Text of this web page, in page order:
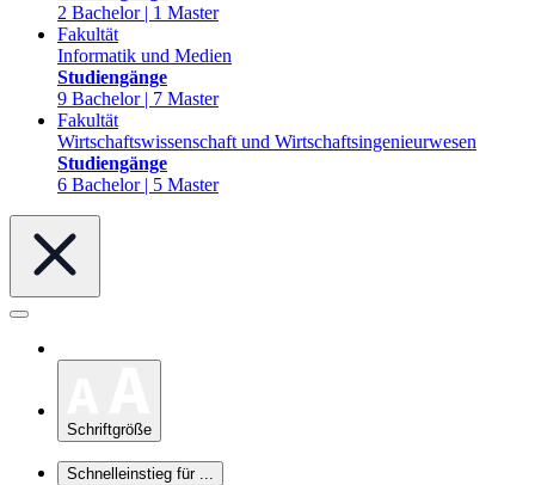
2 Bachelor | 1 Master
Fakultät
Informatik und Medien
Studiengänge
9 Bachelor | 7 Master
Fakultät
Wirtschaftswissenschaft und Wirtschaftsingenieurwesen
Studiengänge
6 Bachelor | 5 Master
Schriftgröße
Schnelleinstieg für ...